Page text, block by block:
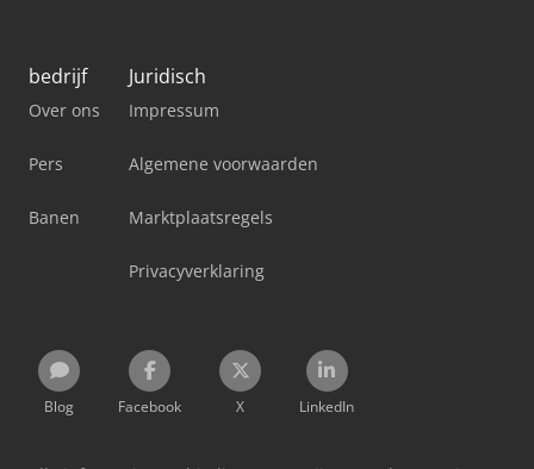
bedrijf
Over ons
Pers
Banen
Juridisch
Impressum
Algemene voorwaarden
Marktplaatsregels
Privacyverklaring
Blog Facebook X LinkedIn